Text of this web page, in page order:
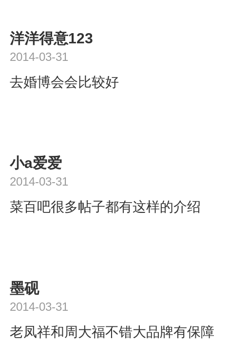
洋洋得意123
2014-03-31
去婚博会会比较好
小a爱爱
2014-03-31
菜百吧很多帖子都有这样的介绍
墨砚
2014-03-31
老凤祥和周大福不错大品牌有保障